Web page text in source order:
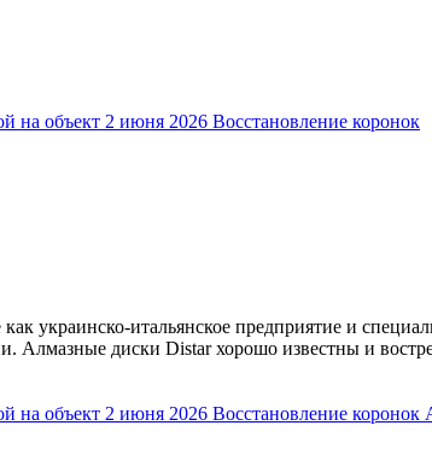
на объект 2 июня 2026 Восстановление коронок
украинско-итальянское предприятие и
Алмазные диски Distar хорошо известны и
на объект 2 июня 2026 Восстановление коронок